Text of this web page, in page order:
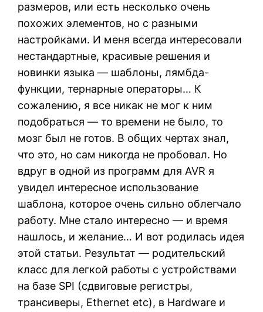
размеров, или есть несколько очень
похожих элементов, но с разными
настройками. И меня всегда интересовали
нестандартные, красивые решения и
новинки языка — шаблоны, лямбда-
функции, тернарные операторы… К
сожалению, я все никак не мог к ним
подобраться — то времени не было, то
мозг был не готов. В общих чертах знал,
что это, но сам никогда не пробовал. Но
вдруг в одной из программ для AVR я
увидел интересное использование
шаблона, которое очень сильно облегчало
работу. Мне стало интересно — и время
нашлось, и желание… И вот родилась идея
этой статьи. Результат — родительский
класс для легкой работы с устройствами
на базе SPI (сдвиговые регистры,
трансиверы, Ethernet etc), в Hardware и